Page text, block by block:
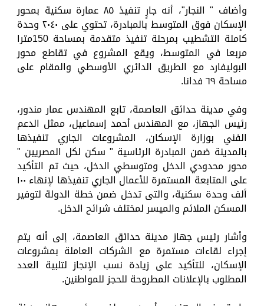
وأضاف " النجار"، أنه جارٍ تنفيذ ٨٥ عمارة سكنية بمحور
الإسكان فوق المتوسط بالمبادرة، تحتوي على ٢٠٤٠ وحدة
كاملة التشطيب بمرحلة تنفيذ متقدمة بمساحة 150مترا
مربعا في المتوسط، ويقع المشروع في تقاطع محور
البوليفارد مع الطريق الدائري الأوسطي والمقام على
مساحة ٦٩ فدانا.
وفي مدينة حدائق العاصمة، تابع المهندس عمار مندور،
رئيس الجهاز، مع المهندس أحمد إسماعيل، ممثل الدعم
الفني بوزارة الإسكان، المشروعات الجاري تنفيذها
بالمدينة ضمن المبادرة الرئاسية " سكن لكل المصريين "
محور محدودي الدخل ومتوسطي الدخل، حيث تم التأكيد
على المتابعة المستمرة للأعمال الجاري تنفيذها لإنهاء ١٠٠
ألف وحدة سكنية، والتى تدخل ضمن خطة الدولة لتوفير
المسكن الملائم والميسر لمختلف شرائح الدخل.
وأشار رئيس جهاز مدينة حدائق العاصمة، إلى أنه يتم
إجراء لقاءات مستمرة مع الشركات العاملة بمشروعات
الإسكان، للتأكيد على زيادة نسب الإنجاز لتلبية العدد
المطلوب بالإعلانات المطروحة للحجز للمواطنين.